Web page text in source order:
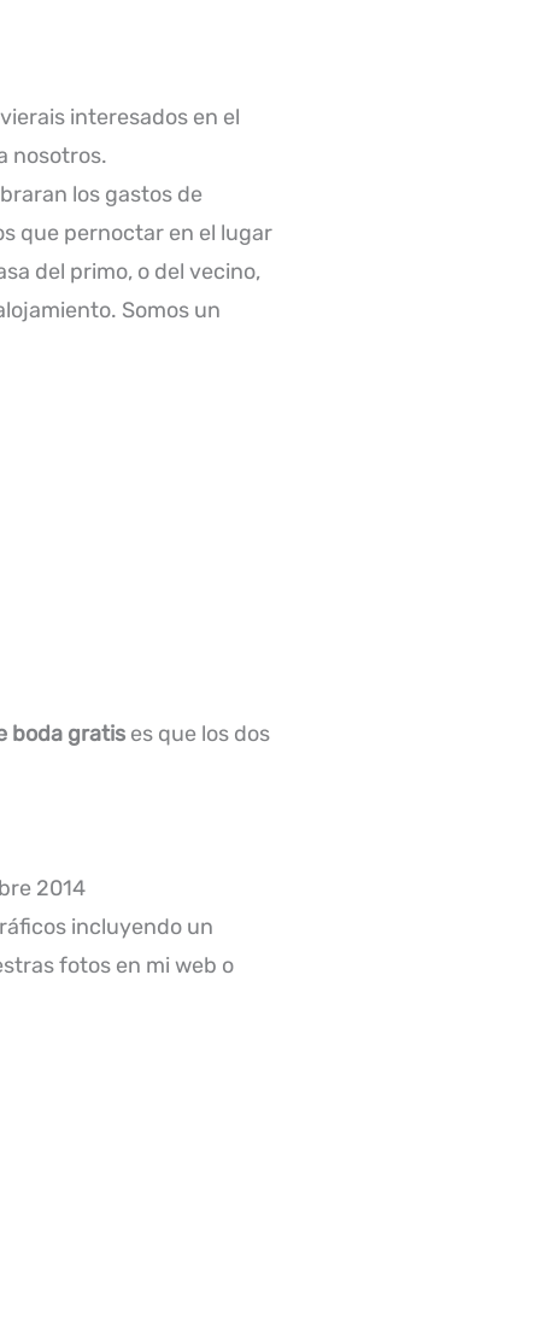
interesados en el
nosotros.
los gastos de
que pernoctar en el lugar
del primo, o del vecino,
Somos un
boda gratis es que los dos
2014
incluyendo un
fotos en mi web o